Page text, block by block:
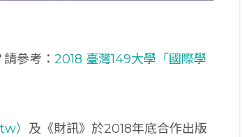
參考： 2018 臺灣149大學「國際學
） 及《財訊》於2018年底合作出版